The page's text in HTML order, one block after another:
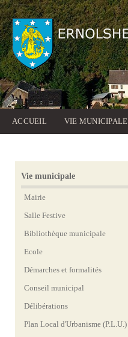
ACCUEIL VIE MUNICIPALE
Vie municipale
Mairie
Salle Festive
Bibliothèque municipale
Ecole
Démarches et formalités
Conseil municipal
Délibérations
Plan Local d'Urbanisme (P.L.U.)